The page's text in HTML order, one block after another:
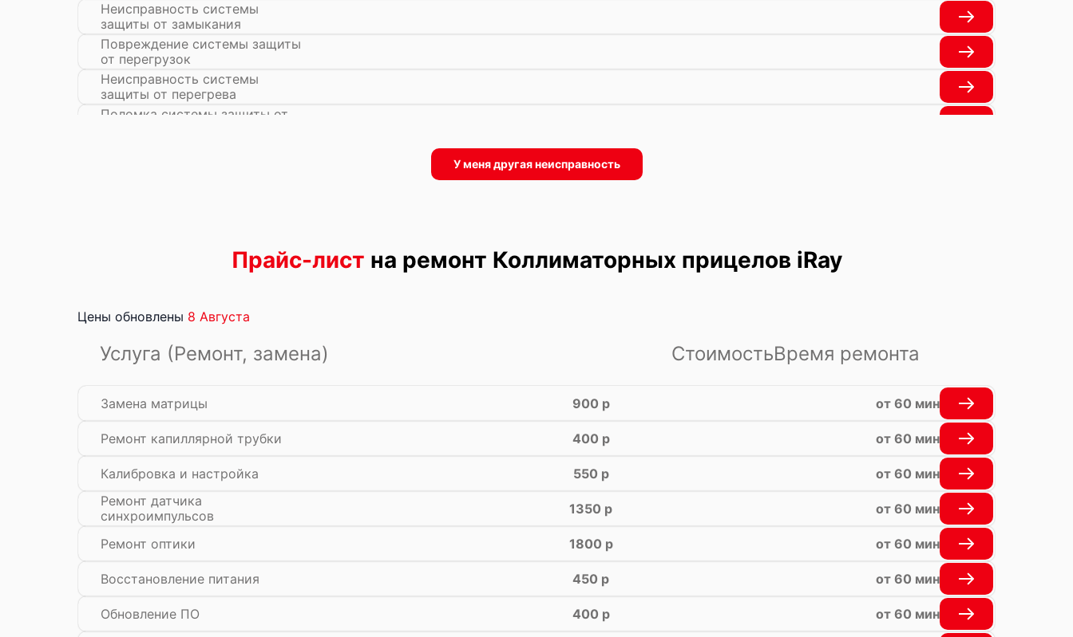
Неисправность системы
защиты от замыкания
Повреждение системы защиты
от перегрузок
Неисправность системы
защиты от перегрева
Поломка системы защиты от
У меня другая неисправность
Прайс-лист на ремонт Коллиматорных прицелов iRay
Цены обновлены 8 Августа
Услуга (Ремонт, замена) СтоимостьВремя ремонта
Замена матрицы 900 р от 60 мин
Ремонт капиллярной трубки 400 р от 60 мин
Калибровка и настройка 550 р
от 60 мин
Ремонт датчика
синхроимпульсов
1350 р от 60 мин
Ремонт оптики 1800 р от 60 мин
Восстановление питания 450 р от 60 мин
Обновление ПО 400 р от 60 мин